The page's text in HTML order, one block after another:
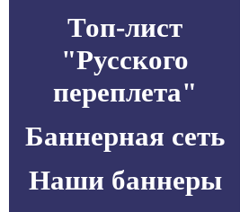
Топ-лист
"Русского
переплета"
Баннерная сеть
Наши баннеры